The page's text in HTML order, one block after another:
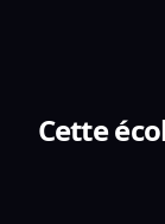
Cette